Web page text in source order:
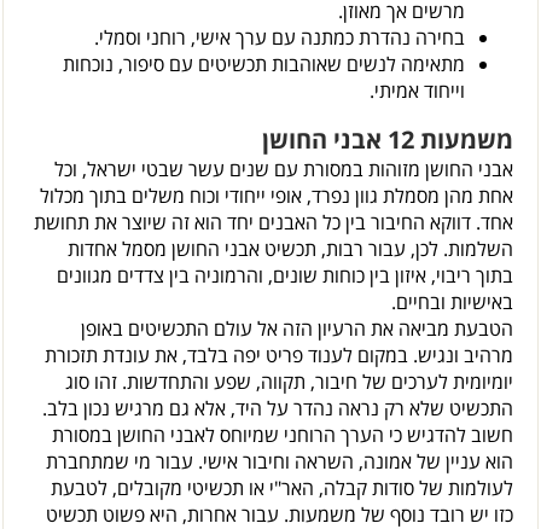
מרשים אך מאוזן.
בחירה נהדרת כמתנה עם ערך אישי, רוחני וסמלי.
מתאימה לנשים שאוהבות תכשיטים עם סיפור, נוכחות
וייחוד אמיתי.
משמעות 12 אבני החושן
אבני החושן מזוהות במסורת עם שנים עשר שבטי ישראל, וכל
אחת מהן מסמלת גוון נפרד, אופי ייחודי וכוח משלים בתוך מכלול
אחד. דווקא החיבור בין כל האבנים יחד הוא זה שיוצר את תחושת
השלמות. לכן, עבור רבות, תכשיט אבני החושן מסמל אחדות
בתוך ריבוי, איזון בין כוחות שונים, והרמוניה בין צדדים מגוונים
באישיות ובחיים.
הטבעת מביאה את הרעיון הזה אל עולם התכשיטים באופן
מרהיב ונגיש. במקום לענוד פריט יפה בלבד, את עונדת תזכורת
יומיומית לערכים של חיבור, תקווה, שפע והתחדשות. זהו סוג
התכשיט שלא רק נראה נהדר על היד, אלא גם מרגיש נכון בלב.
חשוב להדגיש כי הערך הרוחני שמיוחס לאבני החושן במסורת
הוא עניין של אמונה, השראה וחיבור אישי. עבור מי שמתחברת
לעולמות של סודות קבלה, האר"י או תכשיטי מקובלים, לטבעת
כזו יש רובד נוסף של משמעות. עבור אחרות, היא פשוט תכשיט